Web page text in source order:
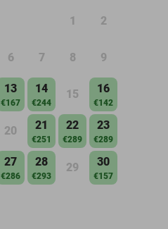
1 2
6 7 8 9
13
€167
14
€244
15 16
€142
20 21
€251
22
€289
23
€289
27
€286
28
€293
29 30
€157